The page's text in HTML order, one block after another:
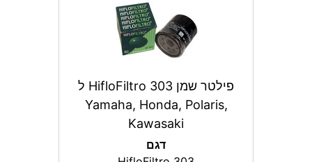
פילטר שמן HifloFiltro 303 ל
Yamaha, Honda, Polaris,
Kawasaki
דגם